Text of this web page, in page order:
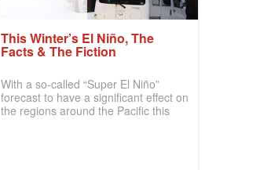
This Winter’s El Niño, The
Facts & The Fiction
With a so-called “Super El Niño”
forecast to have a significant effect on
the regions around the Pacific this